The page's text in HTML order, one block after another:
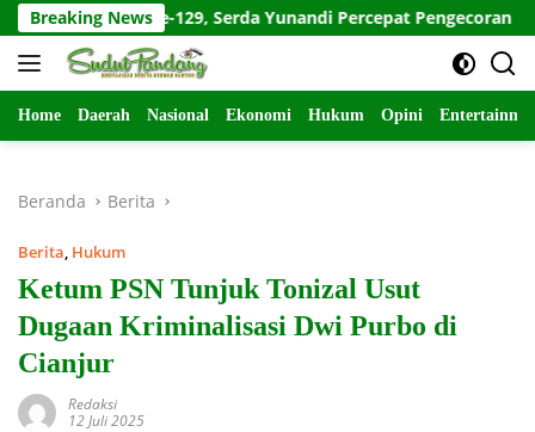
Langsung
ke
konten
Breaking News
ke-129, Serda Yunandi Percepat Pengecoran Rabat Beton
Home Daerah Nasional Ekonomi Hukum Opini
Beranda Berita
Berita, Hukum
Ketum PSN Tunjuk Tonizal Usut
Dugaan Kriminalisasi Dwi Purbo di
Cianjur
Redaksi
12 Juli 2025